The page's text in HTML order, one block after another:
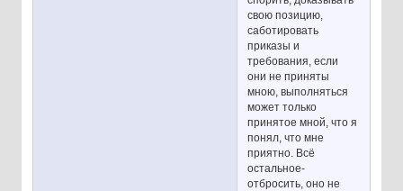
свою позицию,
саботировать
приказы и
требования, если
они не приняты
мною, выполняться
может только
принятое мной, что я
понял, что мне
приятно. Всё
остальное-
отбросить, оно не